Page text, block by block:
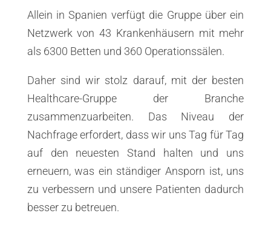
Allein in Spanien verfügt die Gruppe über ein
Netzwerk von 43 Krankenhäusern mit mehr
als 6300 Betten und 360 Operationssälen.
Daher sind wir stolz darauf, mit der besten
Healthcare-Gruppe der Branche
zusammenzuarbeiten. Das Niveau der
Nachfrage erfordert, dass wir uns Tag für Tag
auf den neuesten Stand halten und uns
erneuern, was ein ständiger Ansporn ist, uns
zu verbessern und unsere Patienten dadurch
besser zu betreuen.